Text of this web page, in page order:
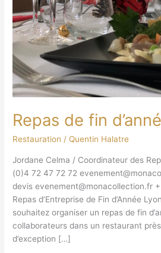
Repas de fin
Restauration / Quentin Halatre
Jordane Celma / Coordinateur des
(0)4 72 47 72 72
devis evenement@monacollection.fr
Repas d’Entreprise de Fin d’Année
souhaitez organiser un repas de fin
collaborateurs dans un restaurant
d’exception […]